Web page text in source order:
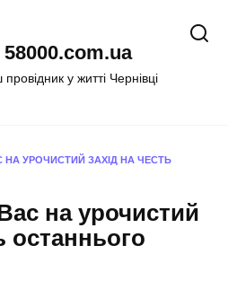
58000.com.ua
у житті Чернівці
УРОЧИСТИЙ ЗАХІД НА ЧЕСТЬ
на урочистий
останнього